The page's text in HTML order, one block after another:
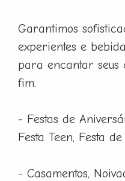
Garantimos
experientes e
para encantar seus
fim.
- Festas de
Festa Teen, Festa
- Casamentos,